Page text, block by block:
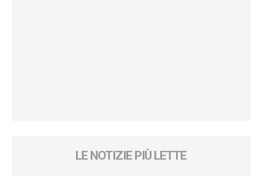
LE NOTIZIE PIÙ LETTE